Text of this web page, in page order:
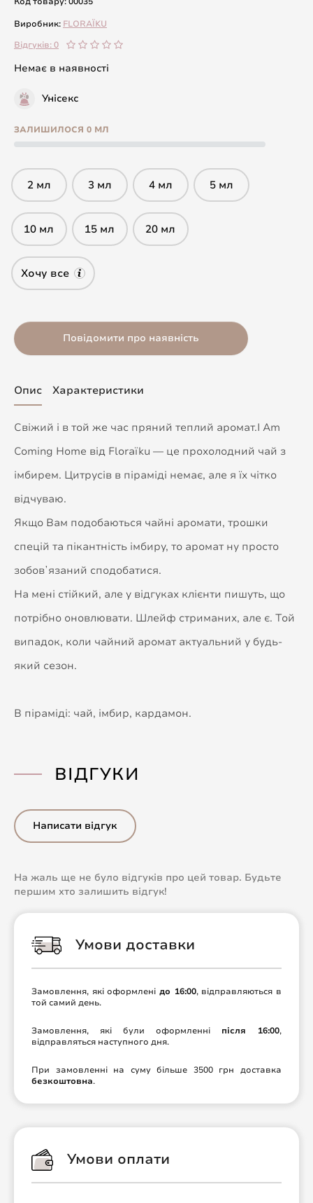
Виробник: FLORAÏKU
Відгуків: 0
Немає в наявності
Унісекс
ЗАЛИШИЛОСЯ 0 МЛ
2 мл 3 мл 4 мл 5 мл
10 мл 15 мл 20 мл
Хочу все
Повідомити про наявність
Опис Характеристики
Свіжий і в той же час пряний теплий аромат.I Am
Coming Home від Floraïku — це прохолодний чай з
імбирем. Цитрусів в піраміді немає, але я їх чітко
відчуваю.
Якщо Вам подобаються чайні аромати, трошки
спецій та пікантність імбиру, то аромат ну просто
зобовʼязаний сподобатися.
На мені стійкий, але у відгуках клієнти пишуть, що
потрібно оновлювати. Шлейф стриманих, але є. Той
випадок, коли чайний аромат актуальний у будь-
який сезон.
В піраміді: чай, імбир, кардамон.
ВІДГУКИ
Написати відгук
На жаль ще не було відгуків про цей товар. Будьте
першим хто залишить відгук!
Умови доставки
Замовлення, які оформлені до 16:00, відправляються в
той самий день.
Замовлення, які були оформленні після 16:00,
відправляться наступного дня.
При замовленні на суму більше 3500 грн доставка
безкоштовна.
Умови оплати